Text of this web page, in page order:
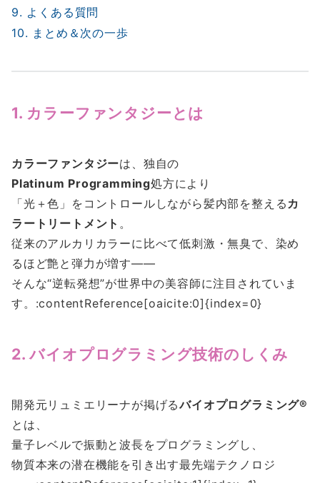
9. よくある質問
10. まとめ＆次の一歩
1. カラーファンタジーとは
カラーファンタジーは、独自の
Platinum Programming処方により
「光＋色」をコントロールしながら髪内部を整えるカ
ラートリートメント 。
従来のアルカリカラーに比べて低刺激・無臭で、染め
るほど艶と弾力が増す――
そんな“逆転発想”が世界中の美容師に注目されていま
す。:contentReference[oaicite:0]{index=0}
2. バイオプログラミング技術のしくみ
開発元リュミエリーナが掲げるバイオプログラミング®
とは、
量子レベルで振動と波長をプログラミングし、
物質本来の潜在機能を引き出す最先端テクノロジ